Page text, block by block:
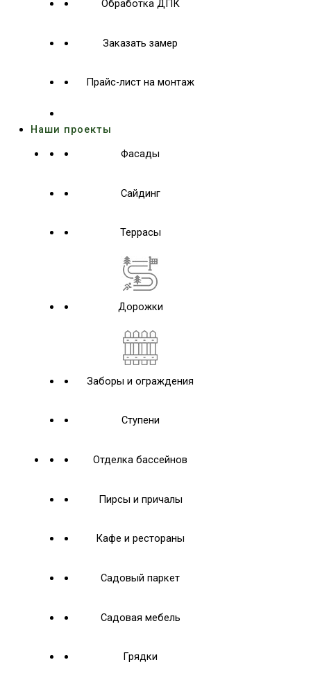
Обработка ДПК
Заказать замер
Прайс-лист на монтаж
Наши проекты
Фасады
Сайдинг
Террасы
Дорожки
Заборы и ограждения
Ступени
Отделка бассейнов
Пирсы и причалы
Кафе и рестораны
Садовый паркет
Садовая мебель
Грядки